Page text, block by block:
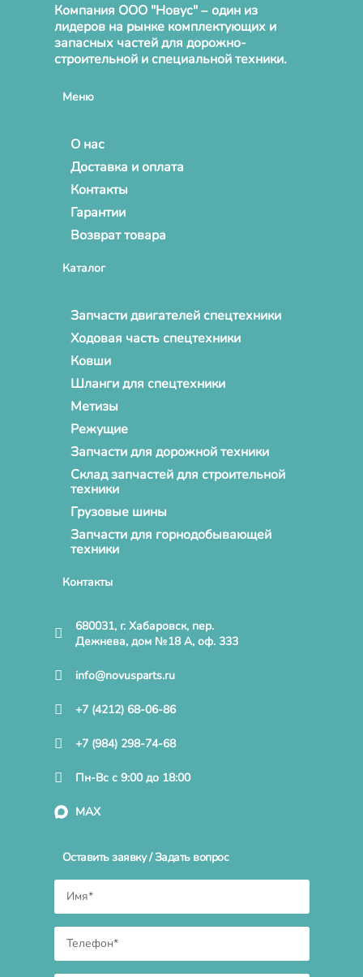
Компания ООО "Новус" – один из
лидеров на рынке комплектующих и
запасных частей для дорожно-
строительной и специальной техники.
Меню
О нас
Доставка и оплата
Контакты
Гарантии
Возврат товара
Каталог
Запчасти двигателей спецтехники
Ходовая часть спецтехники
Ковши
Шланги для спецтехники
Метизы
Режущие
Запчасти для дорожной техники
Склад запчастей для строительной
техники
Грузовые шины
Запчасти для горнодобывающей
техники
Контакты
680031, г. Хабаровск, пер.
Дежнева, дом №18 А, оф. 333
info@novusparts.ru
+7 (4212) 68-06-86
+7 (984) 298-74-68
Пн-Вс с 9:00 до 18:00
MAX
Оставить заявку / Задать вопрос